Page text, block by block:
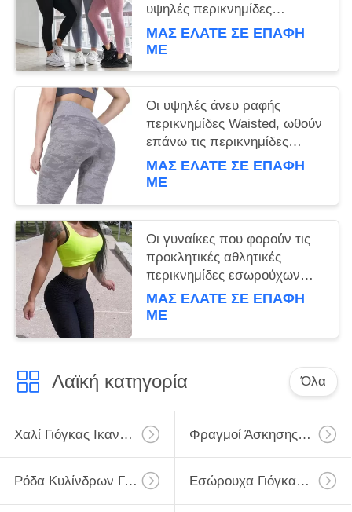
υψηλές περικνημίδες
γυμναστικής Waisted άνευ
ραφής για την ικανότητα/το
ΜΑΣ ΕΛΆΤΕ ΣΕ ΕΠΑΦΉ
ΜΕ
Οι υψηλές άνευ ραφής
περικνημίδες Waisted, ωθούν
επάνω τις περικνημίδες
γυμναστικής για την αθλητική
ικανότητα γυναικών
ΜΑΣ ΕΛΆΤΕ ΣΕ ΕΠΑΦΉ
ΜΕ
Οι γυναίκες που φορούν τις
προκλητικές αθλητικές
περικνημίδες εσωρούχων
γιόγκας ωθούν επάνω τις
υψηλές περικνημίδες
ΜΑΣ ΕΛΆΤΕ ΣΕ ΕΠΑΦΉ
ΜΕ
Λαϊκή κατηγορία Όλα
Χαλί Γιόγκας Ικανότητας Φραγμοί Άσκησης Γιόγκας
Ρόδα Κυλίνδρων Γιόγκας Εσώρουχα Γιόγκας Γυμναστικής